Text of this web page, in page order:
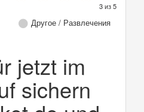
3из5
Другое / Развлечения
jetzt im
sichern